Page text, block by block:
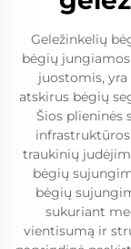
Geležinkelių
bėgių
juostomis,
atskirus bėgių
Šios plieninės
traukinių
bėgių
bėgių
sukuriant
vientisumą ir